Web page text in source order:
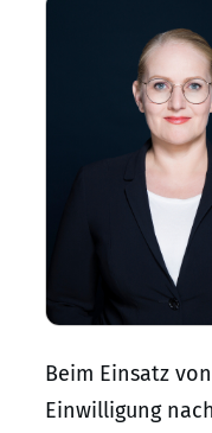
Beim Einsatz
Einwilligung